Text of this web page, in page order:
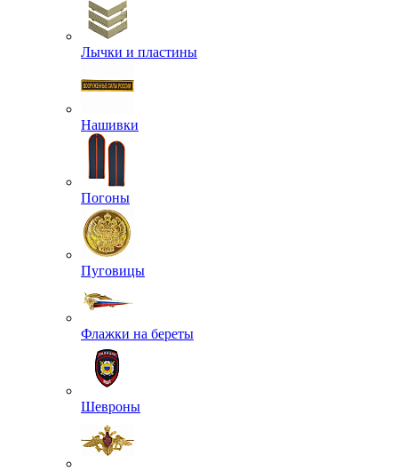
Лычки и пластины
Нашивки
Погоны
Пуговицы
Флажки на береты
Шевроны